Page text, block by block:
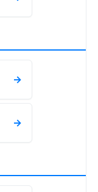
→
→